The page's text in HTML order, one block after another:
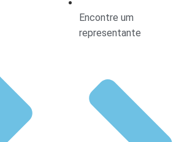
Encontre um
representante